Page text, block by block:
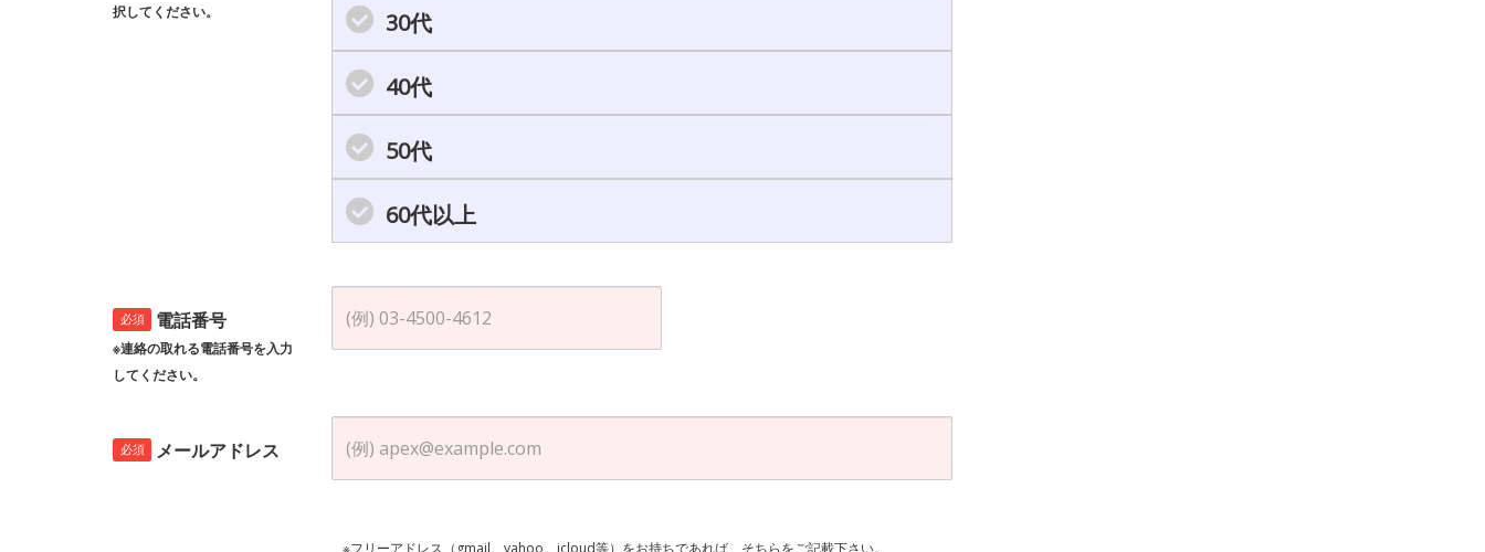
択してください。
30代
40代
50代
60代以上
必須 電話番号
※連絡の取れる電話番号を入力
してください。
必須 メールアドレス
※フリーアドレス（gmail、yahoo、icloud等）をお持ちであれば、そちらをご記載下さい。